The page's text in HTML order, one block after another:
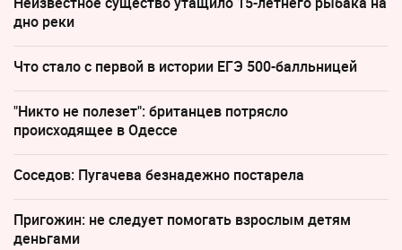
дно реки
Что стало с первой в истории ЕГЭ 500-балльницей
"Никто не полезет": британцев потрясло
происходящее в Одессе
Соседов: Пугачева безнадежно постарела
Пригожин: не следует помогать взрослым детям
деньгами